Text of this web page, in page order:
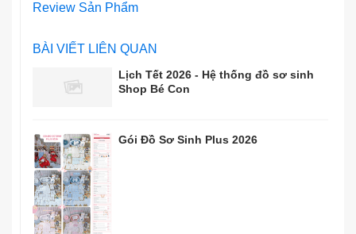
Review Sản Phẩm
BÀI VIẾT LIÊN QUAN
Lịch Tết 2026 - Hệ thống đồ sơ sinh
Shop Bé Con
Gói Đồ Sơ Sinh Plus 2026